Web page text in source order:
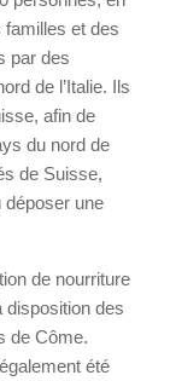
familles et des
par des
de l’Italie. Ils
afin de
du nord de
de Suisse,
déposer une
de nourriture
disposition des
de Côme.
été